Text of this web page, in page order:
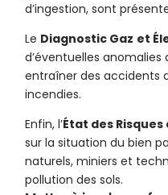
d’ingestion, sont
Le Diagnostic Gaz et
d’éventuelles
entraîner des accidents
incendies.
Enfin, l’État des Risques
sur la situation du bien
naturels, miniers et
pollution des sols.